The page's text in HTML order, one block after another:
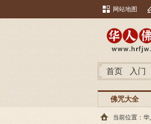
网站地图
首页 入门
佛咒大全
当前位置： 华